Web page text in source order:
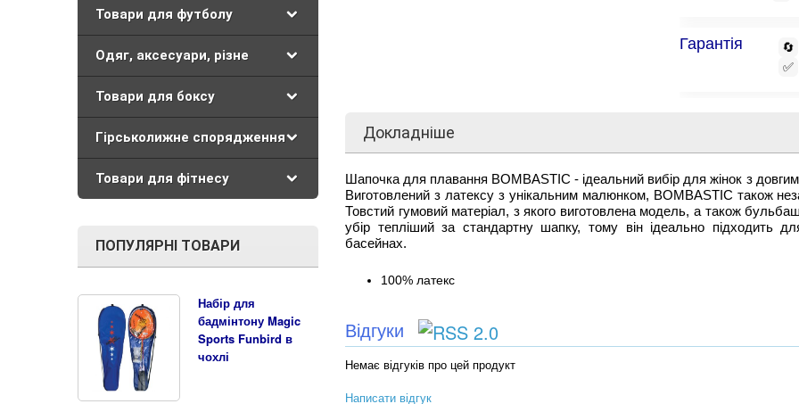
Товари для футболу
Одяг, аксесуари, різне
Товари для боксу
Гірськолижне спорядження
Товари для фітнесу
ПОПУЛЯРНІ ТОВАРИ
Набір для
бадмінтону Magic
Sports Funbird в
чохлі
Гарантія
🔄
✅
Докладніше
Шапочка для плавання BOMBASTIC - ідеальний вибір для жінок з
Виготовлений з латексу з унікальним малюнком, BOMBASTIC також
Товстий гумовий матеріал, з якого виготовлена модель, а також
убір тепліший за стандартну шапку, тому він ідеально підходить
басейнах.
100% латекс
Відгуки
Немає відгуків про цей продукт
Написати відгук